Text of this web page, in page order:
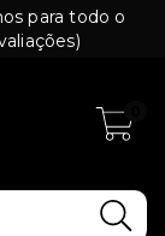
para todo o